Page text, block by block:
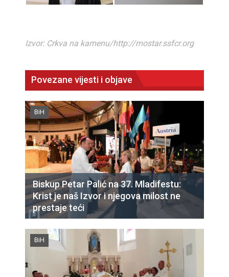
Izvor: Crkva na kamenu/http://mostar.ssfcr.org
Povezane vijesti i objave
BiH
Biskup Petar Palić na 37. Mladifestu:
Krist je naš Izvor i njegova milost ne
prestaje teći
BiH